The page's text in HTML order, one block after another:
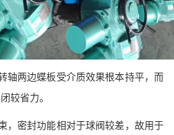
两边蝶板受介质效果根本持平，而
较省力。
密封功能相对于球阀较差，故用于